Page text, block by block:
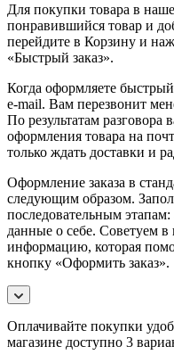
Для покупки товара в
понравившийся товар и
перейдите в Корзину и
«Быстрый заказ».
Когда оформляете
e-mail. Вам перезвонит
По результатам разговора
оформления товара на
только ждать доставки и
Оформление заказа в
следующим образом.
последовательным
данные о себе. Советуем в
информацию, которая
кнопку «Оформить заказ».
Оплачивайте покупки
магазине доступно 3